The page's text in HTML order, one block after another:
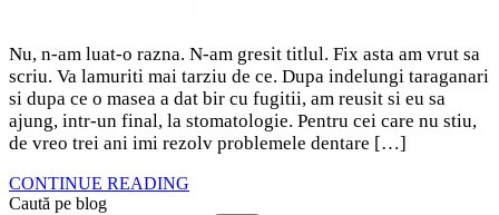
Nu, n-am luat-o razna. N-am gresit titlul. Fix asta am vrut sa
scriu. Va lamuriti mai tarziu de ce. Dupa indelungi taraganari
si dupa ce o masea a dat bir cu fugitii, am reusit si eu sa
ajung, intr-un final, la stomatologie. Pentru cei care nu stiu,
de vreo trei ani imi rezolv problemele dentare […]
CONTINUE READING
Caută pe blog